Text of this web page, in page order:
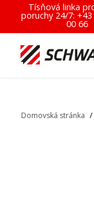
Tísňová linka
poruchy 24/7: +43
00 66
Domovská stránka /